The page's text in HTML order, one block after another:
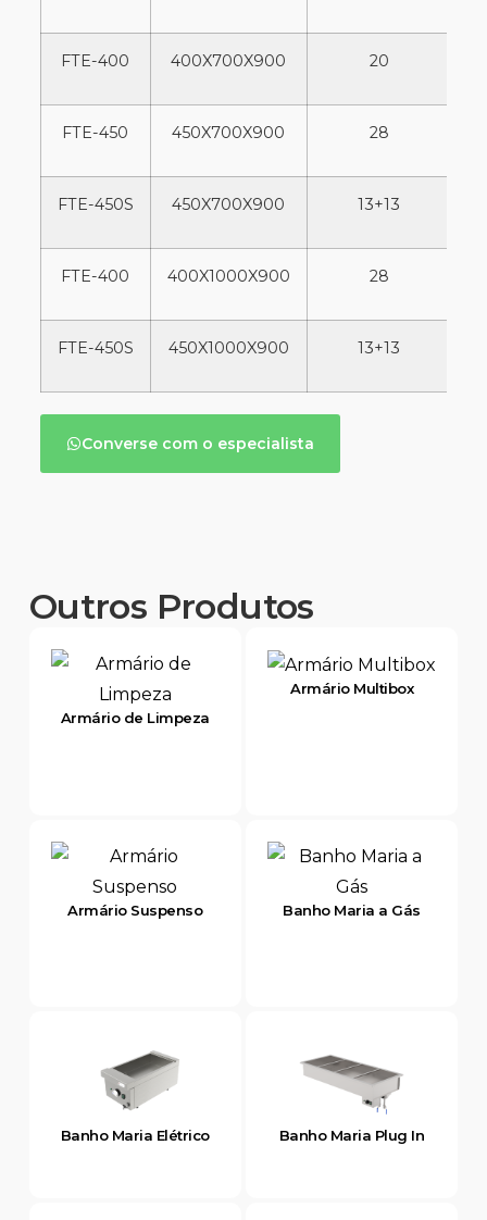
FTE-400 400X700X900 20
FTE-450 450X700X900 28
FTE-450S 450X700X900 13+13
FTE-400 400X1000X900 28
FTE-450S 450X1000X900 13+13
Converse com o especialista
Outros Produtos
Armário de Limpeza
Armário Multibox
Armário Suspenso Banho Maria a Gás
Banho Maria Elétrico Banho Maria Plug In